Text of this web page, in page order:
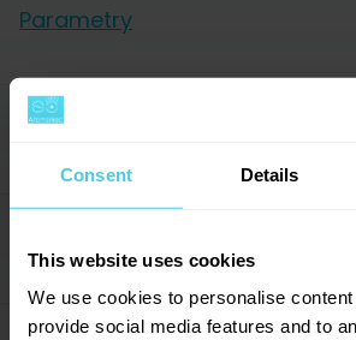
Consent Details
This website uses cookies
We use cookies to personalise
provide social media features and to
Parametry
Hmotnost
1 000 g
Forma
Země původu
Více zemí (směs)
Podobné produkty (6)